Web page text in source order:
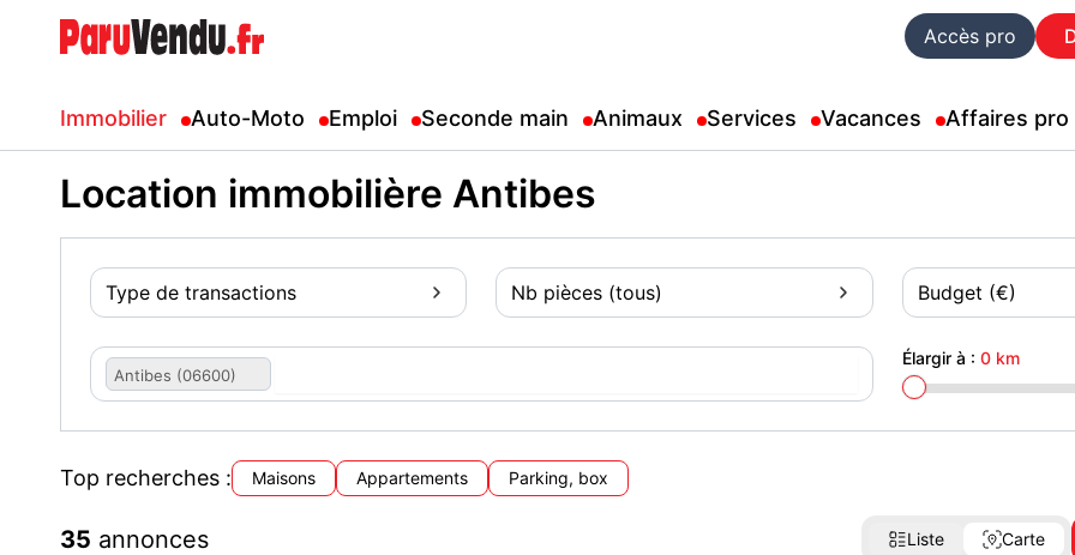
Accès pro
Immobilier Auto-Moto Emploi Seconde main Animaux Services Vacances Affaires pro
Location immobilière Antibes
Type de transactions Nb pièces (tous) Budget (€)
Antibes (06600)
Élargir à : 0 km
Top recherches : Maisons Appartements Parking, box
35 annonces Liste Carte